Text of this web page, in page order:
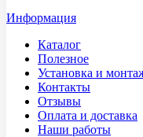
Информация
Каталог
Полезное
Установка и
Контакты
Отзывы
Оплата и доставка
Наши работы